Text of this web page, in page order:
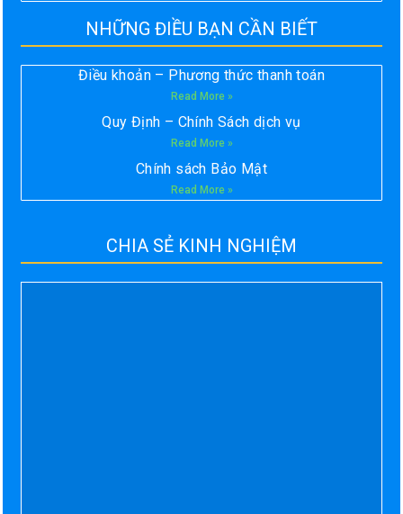
NHỮNG ĐIỀU BẠN CẦN BIẾT
Điều khoản – Phương thức thanh toán
Read More »
Quy Định – Chính Sách dịch vụ
Read More »
Chính sách Bảo Mật
Read More »
CHIA SẺ KINH NGHIỆM